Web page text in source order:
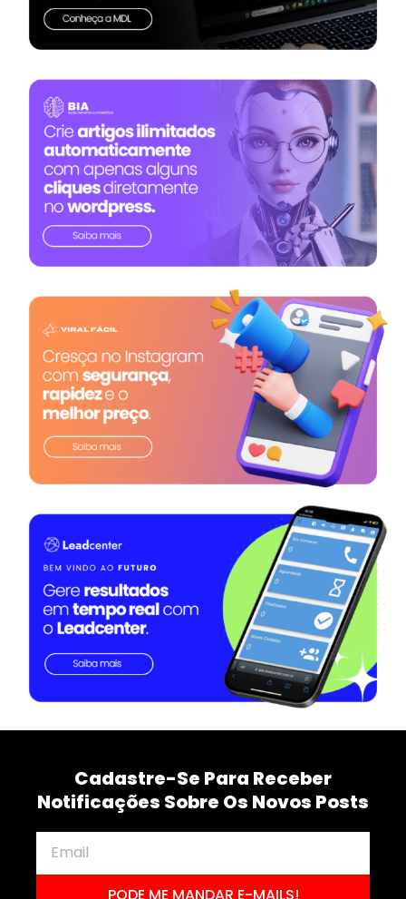
Cadastre-Se Para Receber
Notificações Sobre Os Novos Posts